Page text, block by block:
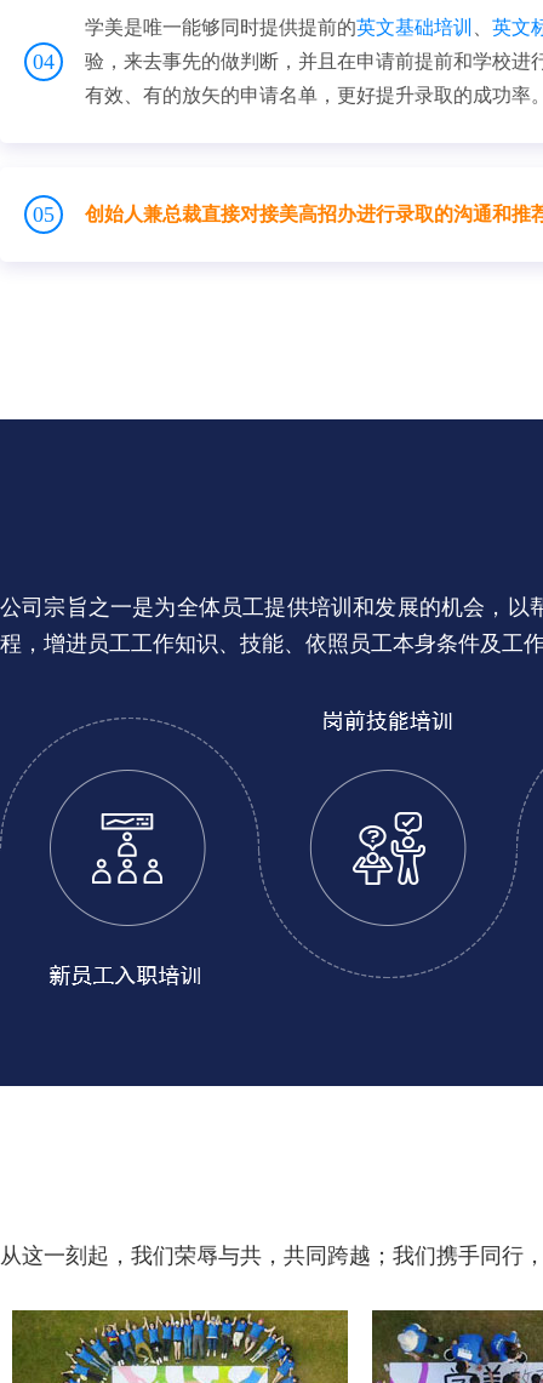
04
学美是唯一能够同时提供提前的英文基础培训
英文
验，来去事先的做判断，并且在申请前提前和学校
有效、有的放矢的申请名单，更好提升录取的成功率
05 创始人兼总裁直接对接美高招办进行录取的沟通和推
公司宗旨之一是为全体员工提供培训和发展的机会，
程，增进员工工作知识、技能、依照员工本身条件及工
从这一刻起，我们荣辱与共，共同跨越；我们携手同行